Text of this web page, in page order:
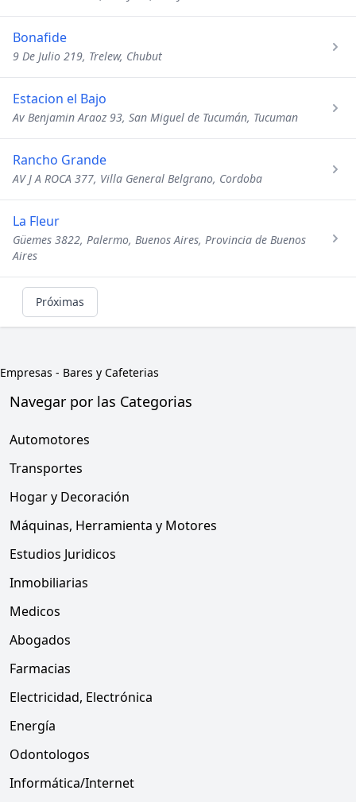
Bonafide
9 De Julio 219, Trelew, Chubut
Estacion el Bajo
Av Benjamin Araoz 93, San Miguel de Tucumán, Tucuman
Rancho Grande
AV J A ROCA 377, Villa General Belgrano, Cordoba
La Fleur
Güemes 3822, Palermo, Buenos Aires, Provincia de Buenos
Aires
Próximas
Empresas - Bares y Cafeterias
Navegar por las Categorias
Automotores
Transportes
Hogar y Decoración
Máquinas, Herramienta y Motores
Estudios Juridicos
Inmobiliarias
Medicos
Abogados
Farmacias
Electricidad, Electrónica
Energía
Odontologos
Informática/Internet